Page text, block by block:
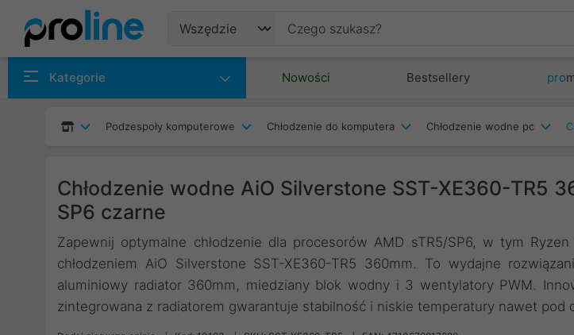
Kategorie Nowości Bestsellery pro
Podzespoły komputerowe Chłodzenie do komputera Chłodzenie wodne pc
Chłodzenie wodne AiO Silverstone SST-XE360-TR5
SP6 czarne
Zapewnij optymalne chłodzenie dla procesorów AMD sTR5/SP6, w tym
chłodzeniem AiO Silverstone SST-XE360-TR5 360mm. To wydajne
aluminiowy radiator 360mm, miedziany blok wodny i 3 wentylatory PWM.
zintegrowana z radiatorem gwarantuje stabilność i niskie temperatury nawet pod